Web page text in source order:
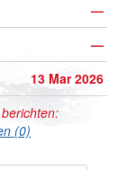
—
—
13 Mar 2026
berichten:
(0)